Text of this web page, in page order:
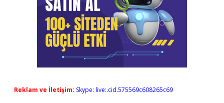
Reklam ve İletişim: Skype: live:.cid.575569c608265c69